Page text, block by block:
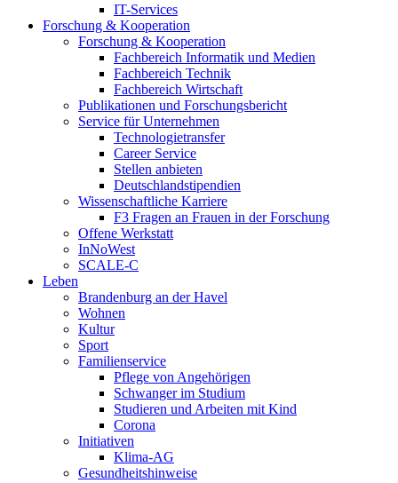
IT-Services
Forschung & Kooperation
Forschung & Kooperation
Fachbereich Informatik und Medien
Fachbereich Technik
Fachbereich Wirtschaft
Publikationen und Forschungsbericht
Service für Unternehmen
Technologietransfer
Career Service
Stellen anbieten
Deutschlandstipendien
Wissenschaftliche Karriere
F3 Fragen an Frauen in der Forschung
Offene Werkstatt
InNoWest
SCALE-C
Leben
Brandenburg an der Havel
Wohnen
Kultur
Sport
Familienservice
Pflege von Angehörigen
Schwanger im Studium
Studieren und Arbeiten mit Kind
Corona
Initiativen
Klima-AG
Gesundheitshinweise